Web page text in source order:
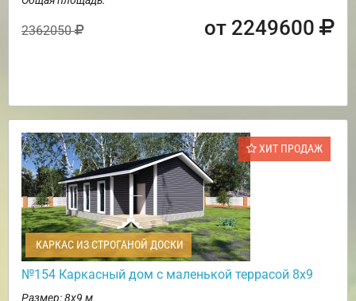
2362050 от 2249600
ХИТ ПРОДАЖ
КАРКАС ИЗ СТРОГАНОЙ ДОСКИ
№154 Каркасный дом с маленькой террасой 8х9
Размер: 8х9 м